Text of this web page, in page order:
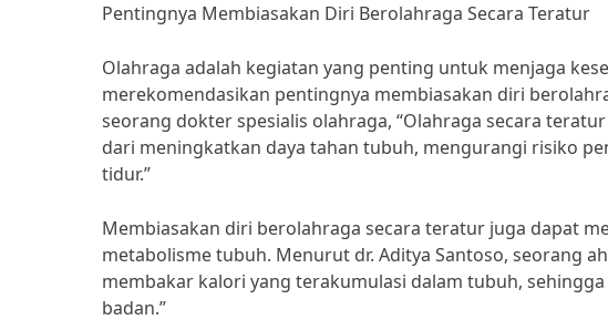
Pentingnya Membiasakan Diri Berolahraga Secara Teratur
Olahraga adalah kegiatan yang penting untuk menjaga
merekomendasikan pentingnya membiasakan diri
seorang dokter spesialis olahraga, “Olahraga secara
dari meningkatkan daya tahan tubuh, mengurangi risiko
tidur.”
Membiasakan diri berolahraga secara teratur juga dapat
metabolisme tubuh. Menurut dr. Aditya Santoso, seorang
membakar kalori yang terakumulasi dalam tubuh,
badan.”